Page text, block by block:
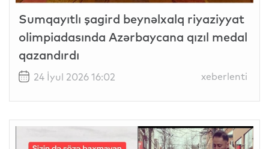
Sumqayıtlı şagird beynəlxalq riyaziyyat
olimpiadasında Azərbaycana qızıl medal
qazandırdı
24 İyul 2026 16:02 xeberlenti